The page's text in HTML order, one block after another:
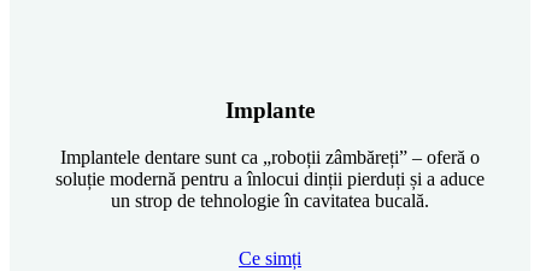
Implante
Implantele dentare sunt ca „roboții zâmbăreți” – oferă o
soluție modernă pentru a înlocui dinții pierduți și a aduce
un strop de tehnologie în cavitatea bucală.
Ce simți